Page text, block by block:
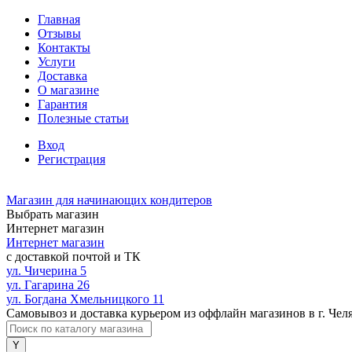
Главная
Отзывы
Контакты
Услуги
Доставка
О магазине
Гарантия
Полезные статьи
Вход
Регистрация
Магазин для начинающих кондитеров
Выбрать магазин
Интернет магазин
Интернет магазин
с доставкой почтой и ТК
ул. Чичерина 5
ул. Гагарина 26
ул. Богдана Хмельницкого 11
Самовывоз и доставка курьером из оффлайн магазинов в г.